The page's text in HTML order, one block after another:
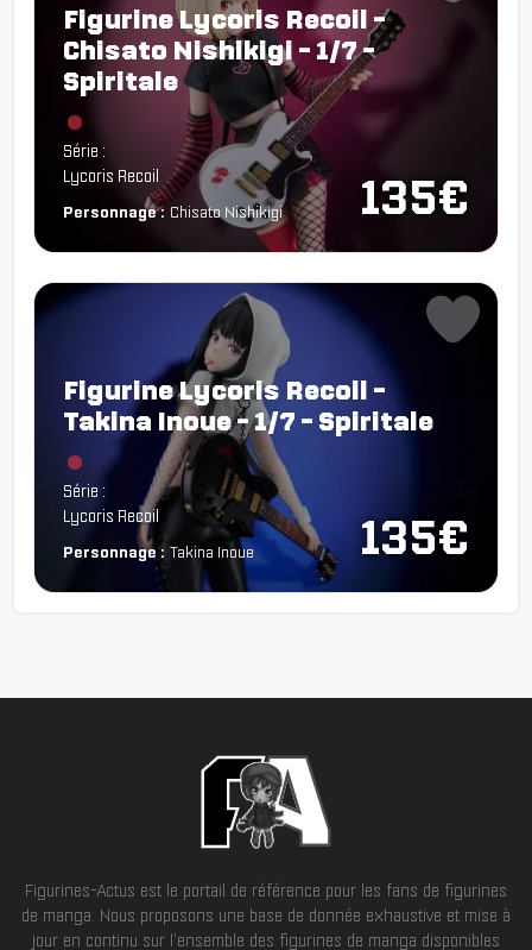
135€
Figurine Lycoris Recoil -
Chisato Nishikigi - 1/7 -
Spiritale
Série :
Lycoris Recoil
Personnage : Chisato Nishikigi
135€
Figurine Lycoris Recoil -
Takina Inoue - 1/7 - Spiritale
Série :
Lycoris Recoil
Personnage : Takina Inoue
Figurines-Actus est le portail de référence pour les fans de figurines
de manga. Nous proposons une base de donnée exhaustive et mise à
jour en continu sur l'ensemble des figurines de manga disponibles